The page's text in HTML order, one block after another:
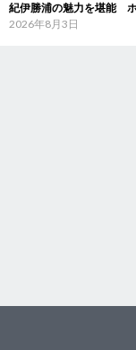
紀伊勝浦の魅力を堪能
2026年8月3日